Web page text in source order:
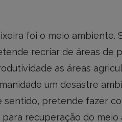
foi o meio ambiente.
recriar de áreas de
as áreas
um desastre
sentido, pretende fazer
recuperação do meio